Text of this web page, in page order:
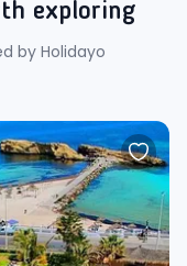
exploring
by Holidayo